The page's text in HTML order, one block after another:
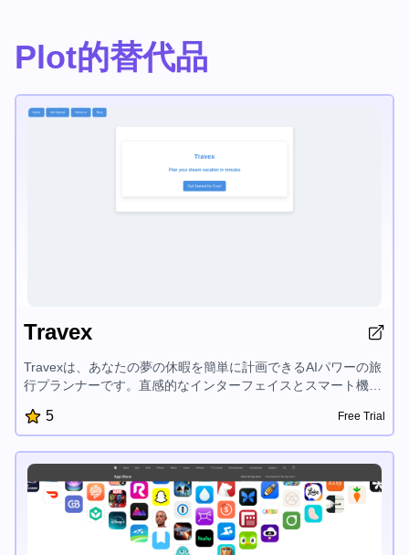
Plot的替代品
Travex
Travexは、あなたの夢の休暇を簡単に計画できるAIパワーの旅
行プランナーです。直感的なインターフェイスとスマート機能
を探索し、旅行のヒントにアクセスできます。Travexは休暇の
計画プロセスを簡素化し、旅行を楽しむことに集中できるよう
にします。
5 Free Trial